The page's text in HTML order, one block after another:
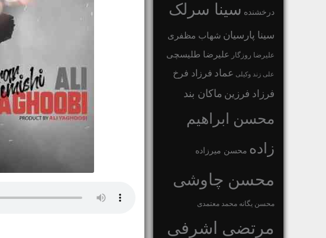
درخشنده سینا سرلک
سینا پارسیان شهاب مظفری
علیرضا روزگار علیرضا طلیسچی
علی زند وکیلی عماد فرزاد فرخ
فرزاد فرزین ماکان بند
محسن ابراهیم
زاده محسن میرزاده
محسن چاوشی
محسن یگانه محمد معتمدی
مرتضی اشرفی